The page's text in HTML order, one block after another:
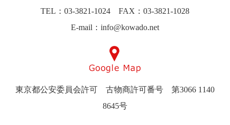
TEL：03-3821-1024 FAX：03-3821-1028
E-mail：info@kowado.net
東京都公安委員会許可 古物商許可番号 第3066 1140
8645号